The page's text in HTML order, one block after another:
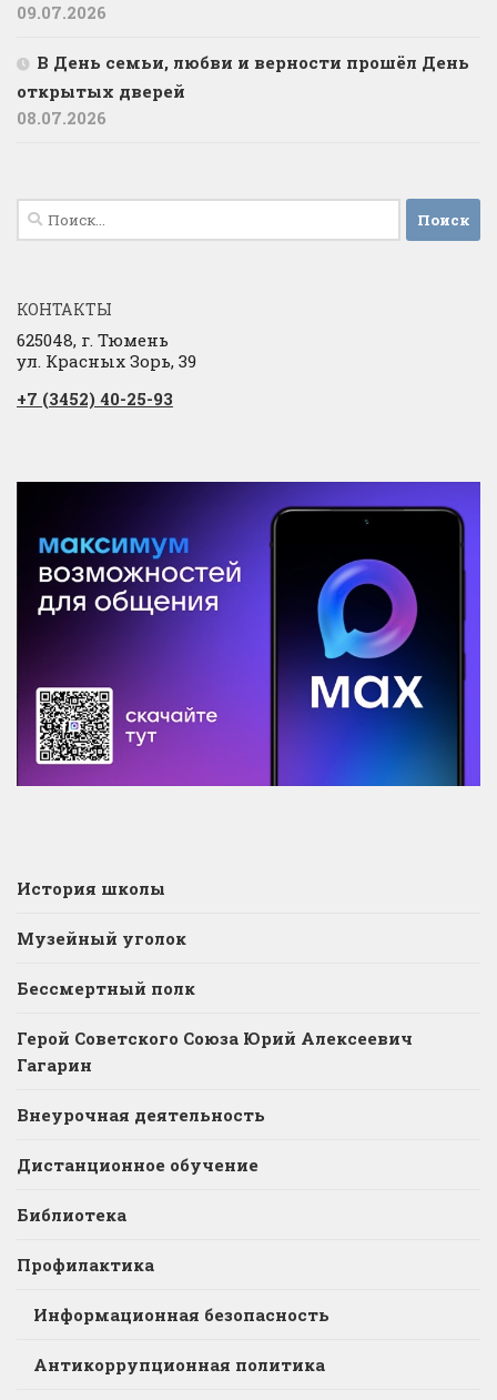
09.07.2026
В День семьи, любви и верности прошёл День
открытых дверей
08.07.2026
Найти:
КОНТАКТЫ
625048, г. Тюмень
ул. Красных Зорь, 39
+7 (3452) 40-25-93
История школы
Музейный уголок
Бессмертный полк
Герой Советского Союза Юрий Алексеевич
Гагарин
Внеурочная деятельность
Дистанционное обучение
Библиотека
Профилактика
Информационная безопасность
Антикоррупционная политика